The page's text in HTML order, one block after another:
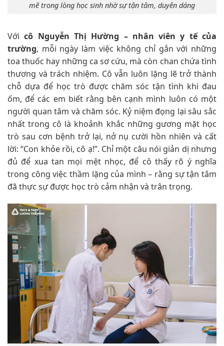
mẽ trong lòng học sinh nhờ sự tận tâm, duyên dáng
Vớicô Nguyễn Thị Hường – nhân viên y tế của
trường, mỗi ngày làm việc không chỉ gắn với những
toa thuốc hay những ca sơ cứu, mà còn chan chứa tình
thương và trách nhiệm. Cô vẫn luôn lặng lẽ trở thành
chỗ dựa để học trò được chăm sóc tận tình khi đau
ốm, để các em biết rằng bên cạnh mình luôn có một
người quan tâm và chăm sóc. Kỷ niệm đọng lại sâu sắc
nhất trong cô là khoảnh khắc những gương mặt học
trò sau cơn bệnh trở lại, nở nụ cười hồn nhiên và cất
lời: “Con khỏe rồi, cô ạ!”. Chỉ một câu nói giản dị nhưng
đủ để xua tan mọi mệt nhọc, để cô thấy rõ ý nghĩa
trong công việc thầm lặng của mình – rằng sự tận tâm
đã thực sự được học trò cảm nhận và trân trọng.